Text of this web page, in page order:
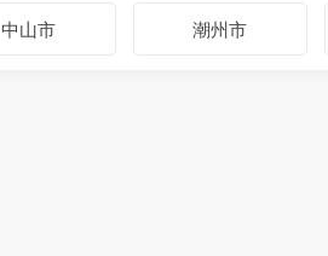
中山市 潮州市